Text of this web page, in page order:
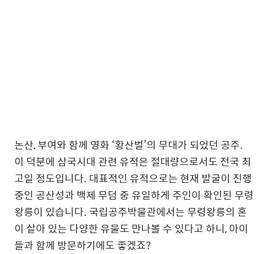
논산, 부여와 함께 영화 ‘황산벌’의 무대가 되었던 공주.
이 덕분에 삼국시대 관련 유적은 절대량으로서도 전국 최
고일 정도입니다. 대표적인 유적으로는 현재 발굴이 진행
중인 공산성과 백제 무덤 중 유일하게 주인이 확인된 무령
왕릉이 있습니다. 국립공주박물관에서는 무령왕릉의 혼
이 살아 있는 다양한 유물도 만나볼 수 있다고 하니, 아이
들과 함께 방문하기에도 좋겠죠?